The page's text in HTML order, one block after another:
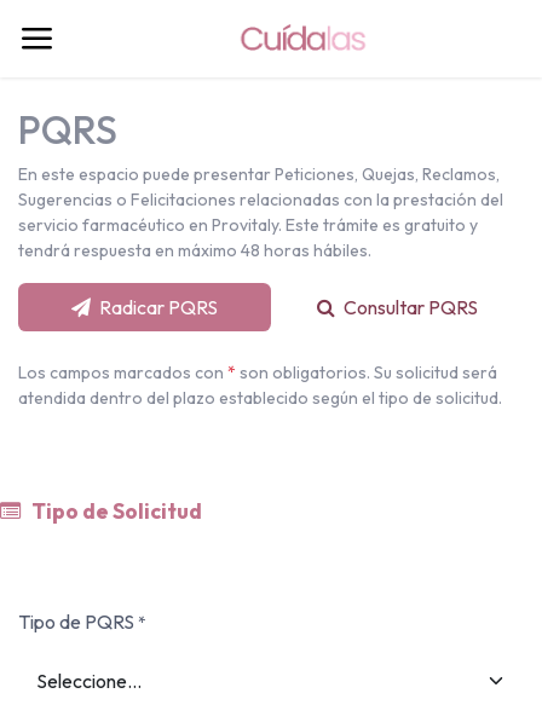
PQRS
En este espacio puede presentar Peticiones, Quejas, Reclamos,
Sugerencias o Felicitaciones relacionadas con la prestación del
servicio farmacéutico en Provitaly. Este trámite es gratuito y
tendrá respuesta en máximo 48 horas hábiles.
Radicar PQRS Consultar PQRS
Los campos marcados con * son obligatorios. Su solicitud será
atendida dentro del plazo establecido según el tipo de solicitud.
Tipo de Solicitud
Tipo de PQRS *